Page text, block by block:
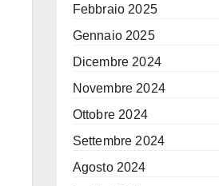
Febbraio 2025
Gennaio 2025
Dicembre 2024
Novembre 2024
Ottobre 2024
Settembre 2024
Agosto 2024